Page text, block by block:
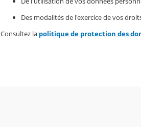
Des modalités de l'exercice de vos
Consultez la politique de protection des